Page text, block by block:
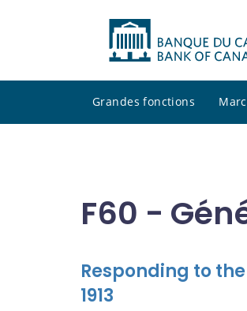
Grandes fonctions
F60 -
Responding to
1913